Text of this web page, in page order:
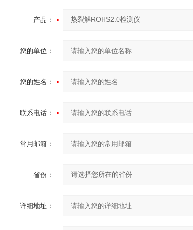
产品：
您的单位：
您的姓名：
联系电话：
常用邮箱：
省份：
详细地址：